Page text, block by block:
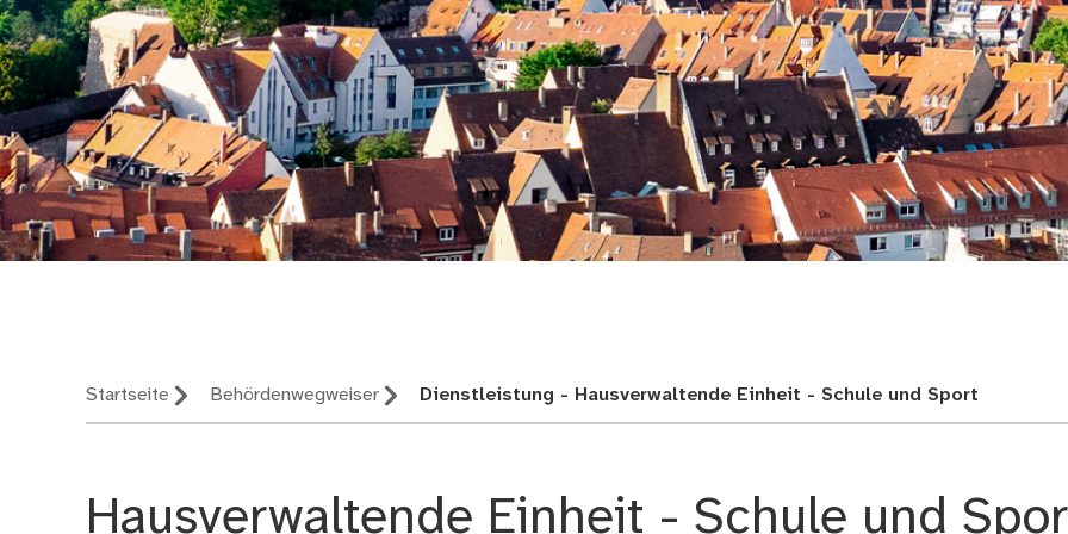
Startseite Behördenwegweiser Dienstleistung - Hausverwaltende Einheit - Schule und Sport
Hausverwaltende Einheit - Schule und